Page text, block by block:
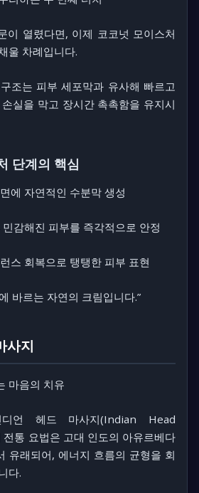
이 열렸다면, 이제 코코넛 모이스처
울 차례입니다.
조는 피부 세포막과 유사해 빠르고
실을 막고 장시간 촉촉함을 유지시
단계의 핵심
에 자연적인 수분막 생성
감해진 피부를 즉각적으로 안정
스 회복으로 탱탱한 피부 표현
바르는 자연의 크림입니다.”
사지
마음의 치유
디언 헤드 마사지(Indian Head
전통 요법은 고대 인도의 아유르베다
유래되어, 에너지 흐름의 균형을 회
다.